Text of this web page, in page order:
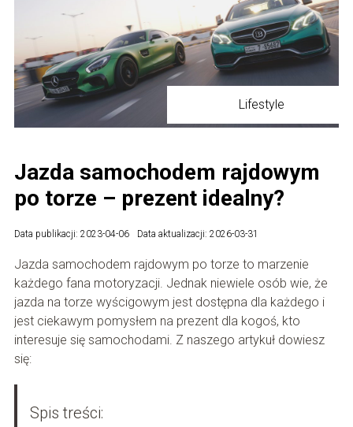
Lifestyle
Jazda samochodem rajdowym
po torze – prezent idealny?
Data publikacji: 2023-04-06 Data aktualizacji: 2026-03-31
Jazda samochodem rajdowym po torze to marzenie
każdego fana motoryzacji. Jednak niewiele osób wie, że
jazda na torze wyścigowym jest dostępna dla każdego i
jest ciekawym pomysłem na prezent dla kogoś, kto
interesuje się samochodami. Z naszego artykuł dowiesz
się:
Spis treści: